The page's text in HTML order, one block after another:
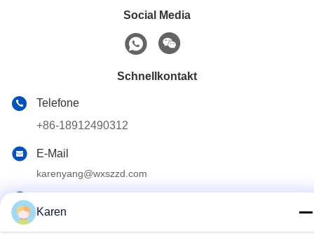
Social Media
Schnellkontakt
Telefone
+86-18912490312
E-Mail
karenyang@wxszzd.com
Wirtschaftlichen und der Technologie Entwicklungsgebiet
des Raum-701-702, Straße No.16 Huayun, Wuxi
Karen